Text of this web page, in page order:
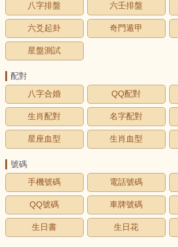
八字排盤
六壬排盤
六爻起卦 奇門遁甲
星盤測試
配對
八字合婚
QQ配對
生肖配對 名字配對
星座血型 生肖血型
號碼
手機號碼
電話號碼
QQ號碼 車牌號碼
生日書 生日花